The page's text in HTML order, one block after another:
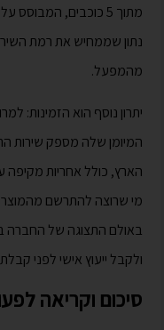
נתון שממחיש את רמת
מהמפעל.
יתרון נוסף הוא הזמינות:
המיומן שלה מספק שירות
הארץ, כולל אחריות מקיפה
מי שרוצה להתרשם
באולם התצוגה של החברה
ולקבל ייעוץ אישי לפני
סיכום וקריאה